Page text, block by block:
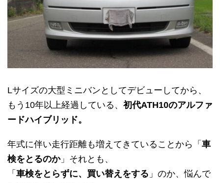
Lサイズの大型ミニバンとしてデビューしてから、
もう10年以上経過している、 初代ATH10のアルファ
ードハイブリッド。
年式に伴い走行距離も増えてきていることから「 車
検をとるのか」それとも、
「 車検をとらずに、買い替えをする 」のか、悩んで